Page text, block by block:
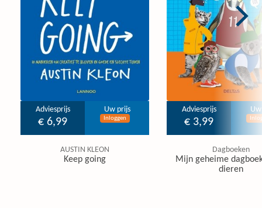
Adviesprijs
€ 6,99
Uw prijs
Inloggen
AUSTIN KLEON
Keep going
Adviesprijs
€ 3,99
Dagboeken
Mijn geheime
dieren